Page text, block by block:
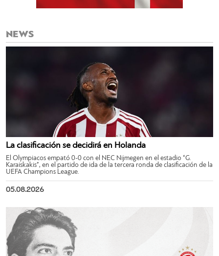
NEWS
La clasificación se decidirá en Holanda
El Olympiacos empató 0-0 con el NEC Nijmegen en el estadio “G.
Karaiskakis”, en el partido de ida de la tercera ronda de clasificación de la
UEFA Champions League.
05.08.2026